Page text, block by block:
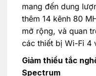
mang đến dung
thêm 14 kênh 80
mở rộng, và quan
các thiết bị Wi-Fi 4
Giảm thiểu tắc
Spectrum